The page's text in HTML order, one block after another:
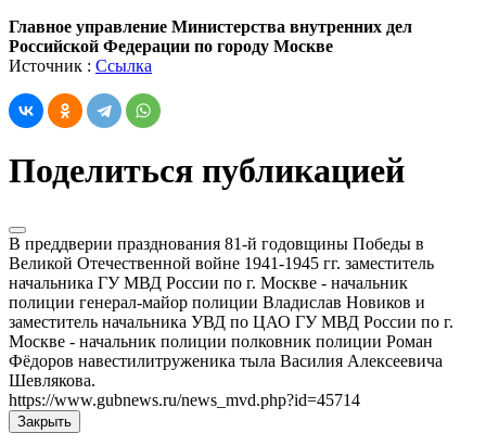
Главное управление Министерства внутренних дел
Российской Федерации по городу Москве
Источник : Ссылка
Поделиться публикацией
В преддверии празднования 81-й годовщины Победы в
Великой Отечественной войне 1941-1945 гг. заместитель
начальника ГУ МВД России по г. Москве - начальник
полиции генерал-майор полиции Владислав Новиков и
заместитель начальника УВД по ЦАО ГУ МВД России по г.
Москве - начальник полиции полковник полиции Роман
Фёдоров навестилитруженика тыла Василия Алексеевича
Шевлякова.
https://www.gubnews.ru/news_mvd.php?id=45714
Закрыть